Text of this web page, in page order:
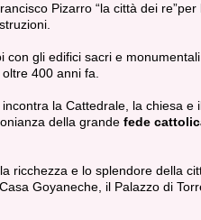
Pizarro “la città dei re”per
gli edifici sacri e
400 anni fa.
la Cattedrale, la chiesa e
della grande fede
ricchezza e lo splendore della
Goyaneche, il Palazzo di